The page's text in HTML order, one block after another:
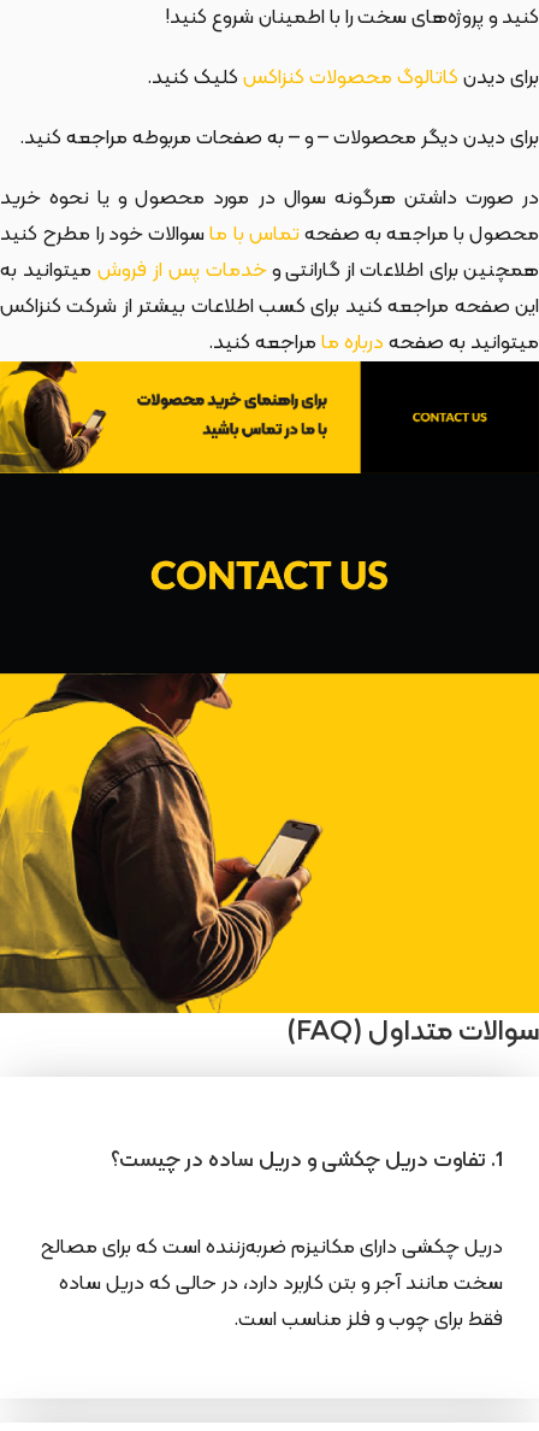
کنید و پروژه‌های سخت را با اطمینان شروع کنید!
برای دیدنکاتالوگ محصولات کنزاکسکلیک کنید.
برای دیدن دیگر محصولات– و– به صفحات مربوطه مراجعه کنید.
در صورت داشتن هرگونه سوال در مورد محصول و یا نحوه خرید
محصول با مراجعه به صفحهتماس با ماسوالات خود را مطرح کنید
همچنین برای اطلاعات از گارانتی وخدمات پس از فروش میتوانید به
این صفحه مراجعه کنید برای کسب اطلاعات بیشتر از شرکت کنزاکس
میتوانید به صفحهدرباره مامراجعه کنید.
سوالات متداول (FAQ)
1. تفاوت دریل چکشی و دریل ساده در چیست؟
دریل چکشی دارای مکانیزم ضربه‌زننده است که برای مصالح
سخت مانند آجر و بتن کاربرد دارد، در حالی که دریل ساده
فقط برای چوب و فلز مناسب است.